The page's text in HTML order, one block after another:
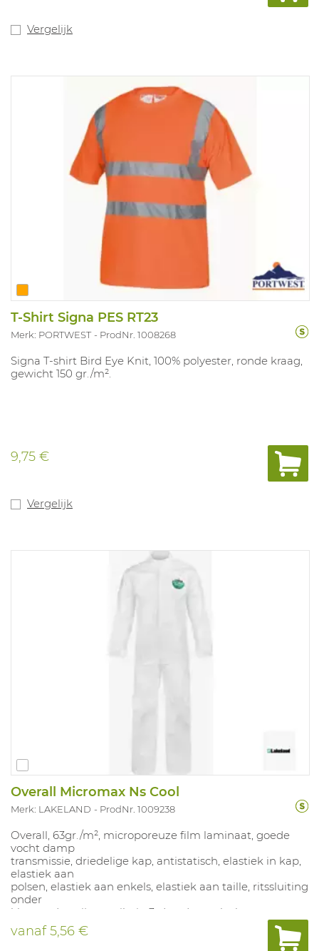
Vergelijk
T-Shirt Signa PES RT23
Merk: PORTWEST ProdNr. 1008268
Signa T-shirt Bird Eye Knit, 100% polyester, ronde kraag,
gewicht 150 gr./m².
9,75 €
Vergelijk
Overall Micromax Ns Cool
Merk: LAKELAND ProdNr. 1009238
Overall, 63gr./m², microporeuze film laminaat, goede
vocht damp
transmissie, driedelige kap, antistatisch, elastiek in kap,
elastiek aan
polsen, elastiek aan enkels, elastiek aan taille, ritssluiting
onder
klep, naden zijn gestikt in 3-draads overlock en getapet
met stevige
band, ademend rugpand in blauwe Safegard.
vanaf5,56 €